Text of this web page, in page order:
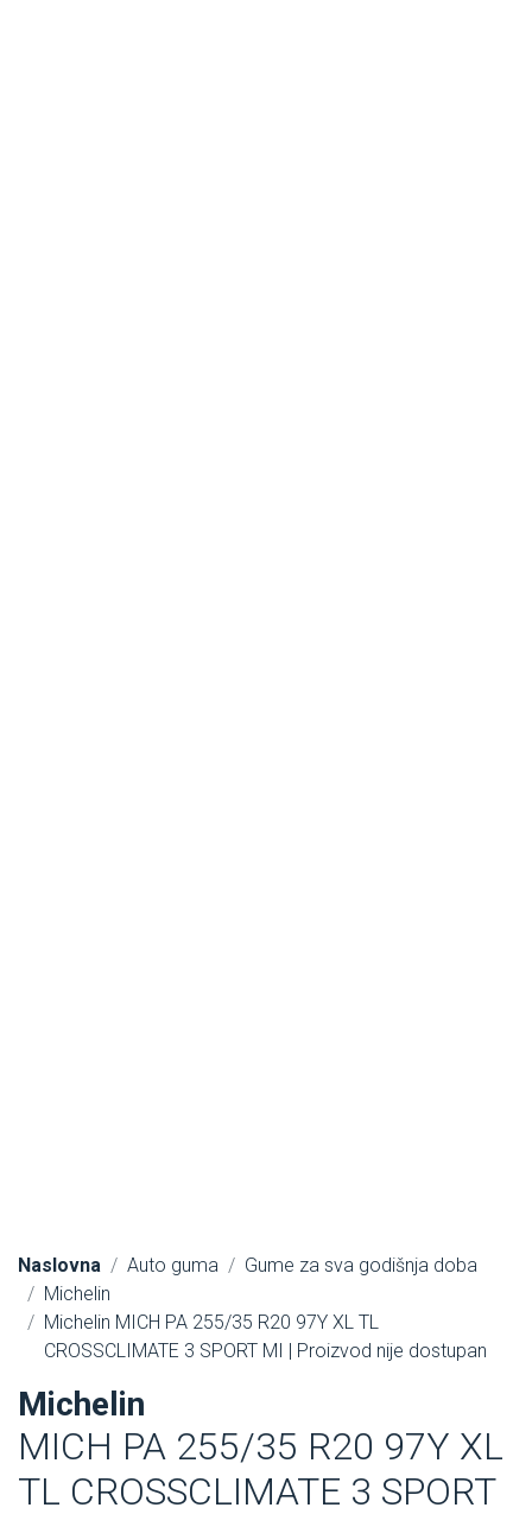
Naslovna Auto guma
Gume za sva godišnja doba
Michelin
Michelin MICH PA 255/35 R20 97Y XL TL
CROSSCLIMATE 3 SPORT MI | Proizvod nije dostupan
Michelin
MICH PA 255/35 R20 97Y XL
TL CROSSCLIMATE 3 SPORT